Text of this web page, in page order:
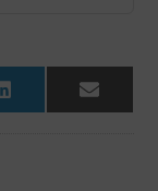
LinkedIn Email